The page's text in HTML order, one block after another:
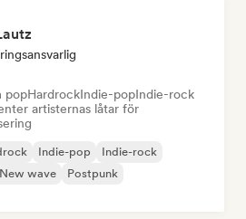
popHardrockIndie-popIndie-rock
artisternas låtar för
Indie-pop
Indie-rock
New wave
Postpunk